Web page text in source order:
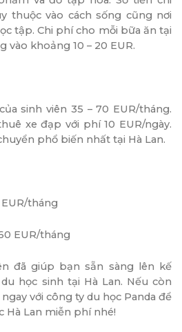
thuộc vào cách sống cũng nơi
tập. Chi phí cho mỗi bữa ăn tại
vào khoảng 10 – 20 EUR.
sinh viên 35 – 70 EUR/tháng.
xe đạp với phí 10 EUR/ngày.
phổ biến nhất tại Hà Lan.
tháng
EUR/tháng
đã giúp bạn sẵn sàng lên kế
học sinh tại Hà Lan. Nếu còn
với công ty du học Panda để
Hà Lan miễn phí nhé!